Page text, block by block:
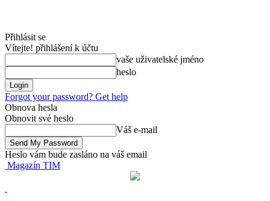
Přihlásit se
Vítejte! přihlášení k účtu
vaše uživatelské jméno
heslo
Forgot your password? Get help
Obnova hesla
Obnovit své heslo
Váš e-mail
Heslo vám bude zasláno na váš email
Magazín TIM